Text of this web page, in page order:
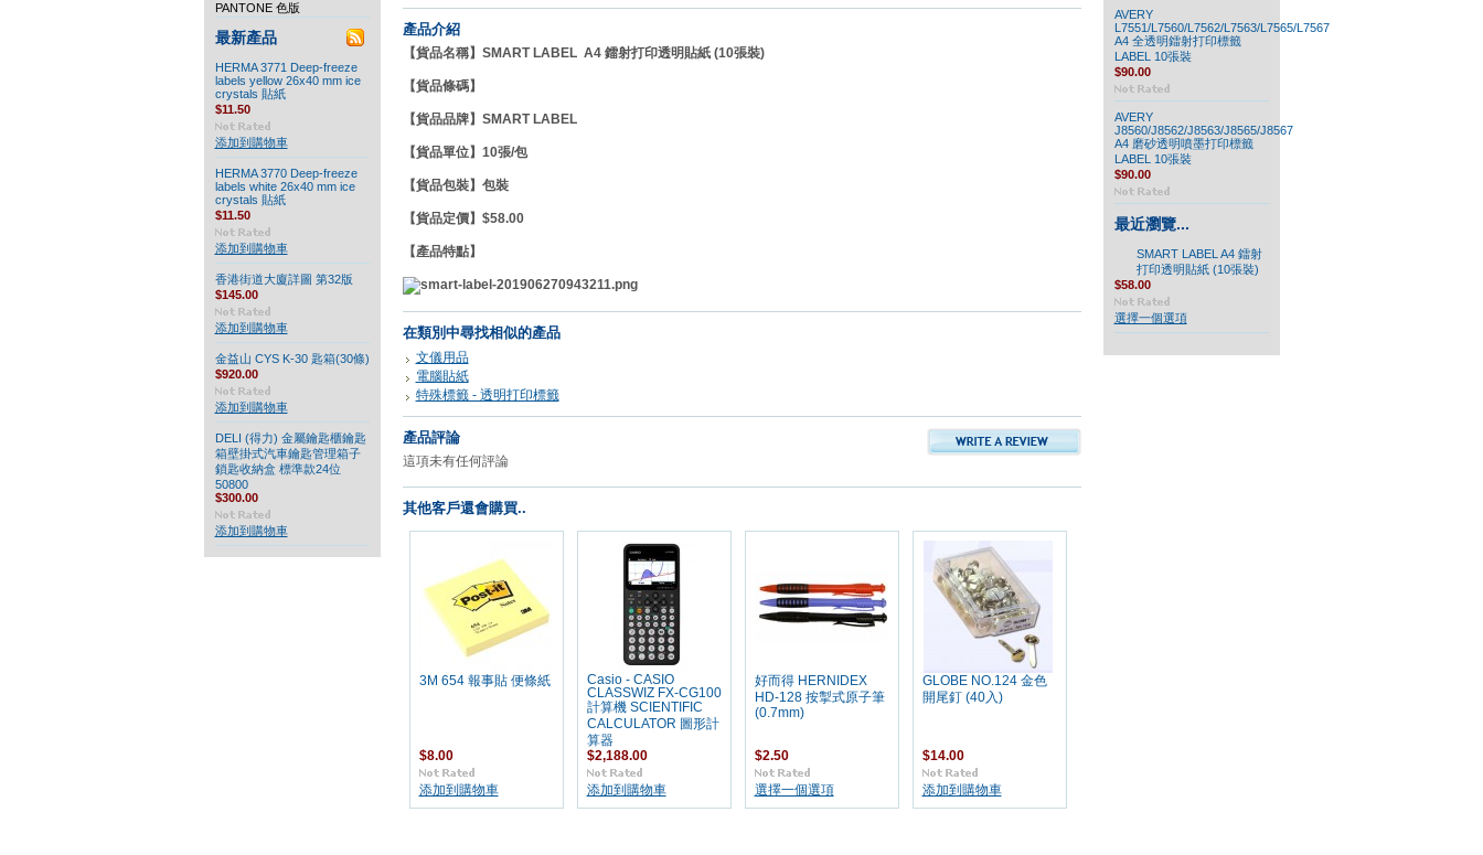
PANTONE 色版
最新產品
HERMA 3771 Deep-freeze
labels yellow 26x40 mm ice
crystals 貼紙
$11.50
添加到購物車
HERMA 3770 Deep-freeze
labels white 26x40 mm ice
crystals 貼紙
$11.50
添加到購物車
香港街道大廈詳圖 第32版
$145.00
添加到購物車
金益山 CYS K-30 匙箱(30條)
$920.00
添加到購物車
DELI (得力) 金屬鑰匙櫃鑰匙
箱壁掛式汽車鑰匙管理箱子
鎖匙收納盒 標準款24位
50800
$300.00
添加到購物車
產品介紹
【貨品名稱】SMART LABEL A4 鐳射打印透明貼紙 (10張裝)
【貨品條碼】
【貨品品牌】 SMART LABEL
【貨品單位】10張/包
【貨品包裝】包裝
【貨品定價】$58.00
【產品特點】
在類別中尋找相似的產品
文儀用品
電腦貼紙
特殊標籤 - 透明打印標籤
產品評論
這項未有任何評論
其他客戶還會購買..
3M 654 報事貼 便條紙
$8.00
添加到購物車
Casio - CASIO
CLASSWIZ FX-CG100
計算機 SCIENTIFIC
CALCULATOR 圖形計
算器
$2,188.00
添加到購物車
好而得 HERNIDEX
HD-128 按掣式原子筆
(0.7mm)
$2.50
選擇一個選項
GLOBE NO.124 金色
開尾釘 (40入)
$14.00
添加到購物車
AVERY
L7551/L7560/L7562/L7563/L7565/L7567
A4 全透明鐳射打印標籤
LABEL 10張裝
$90.00
AVERY
J8560/J8562/J8563/J8565/J8567
A4 磨砂透明噴墨打印標籤
LABEL 10張裝
$90.00
最近瀏覽...
SMART LABEL A4 鐳射
打印透明貼紙 (10張裝)
$58.00
選擇一個選項